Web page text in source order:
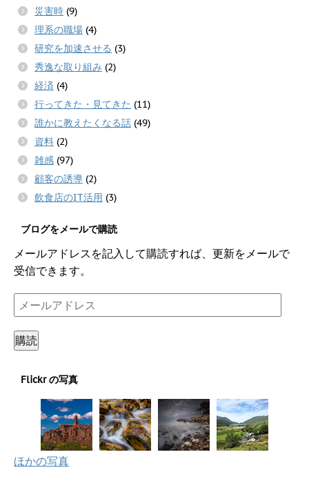
災害時 (9)
理系の職場 (4)
研究を加速させる (3)
秀逸な取り組み (2)
経済 (4)
行ってきた・見てきた (11)
誰かに教えたくなる話 (49)
資料 (2)
雑感 (97)
顧客の誘導 (2)
飲食店のIT活用 (3)
ブログをメールで購読
メールアドレスを記入して購読すれば、更新をメールで
受信できます。
メ
ー
ル
ア
レ
購読
Flickr の写真
ほかの写真